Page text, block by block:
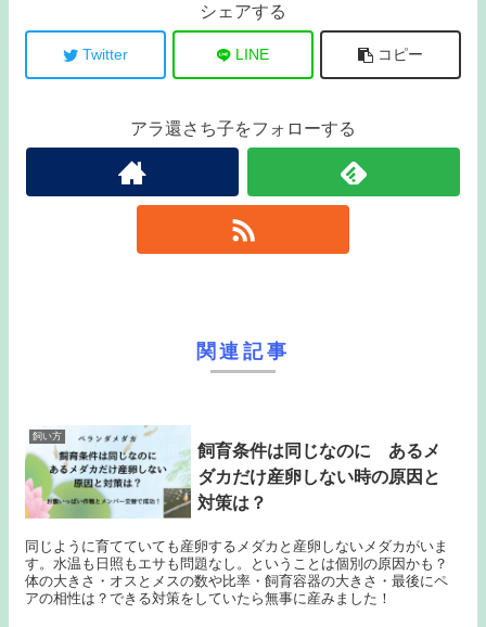
シェアする
Twitter LINE コピー
アラ還さち子をフォローする
関連記事
飼い方
飼育条件は同じなのに あるメ
ダカだけ産卵しない時の原因と
対策は？
同じように育てていても産卵するメダカと産卵しないメダカがいま
す。水温も日照もエサも問題なし。ということは個別の原因かも？
体の大きさ・オスとメスの数や比率・飼育容器の大きさ・最後にペ
アの相性は？できる対策をしていたら無事に産みました！